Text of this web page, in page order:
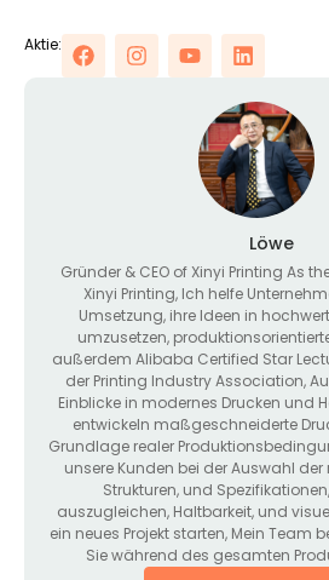
Aktie:
Löwe
Gründer & CEO of Xinyi Printing As
Xinyi Printing, Ich helfe
Umsetzung, ihre Ideen in
umzusetzen,
außerdem Alibaba Certified Star
der Printing Industry Association,
Einblicke in modernes Drucken und
entwickeln maßgeschneiderte
Grundlage realer
unsere Kunden bei der Auswahl
Strukturen, und
auszugleichen, Haltbarkeit, und
ein neues Projekt starten, Mein Team
Sie während des gesamten